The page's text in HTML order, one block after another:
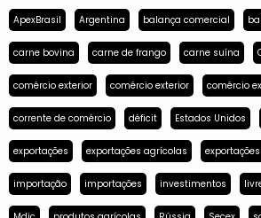
ApexBrasil Argentina balança comercial
carne bovina carne de frango carne suína
comércio exterior comércio exterior comércio
corrente de comércio déficit Estados Unidos
exportações exportações agrícolas
importação importações investimentos